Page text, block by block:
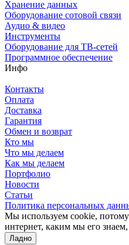
Хранение данных
Оборудование сотовой связи
Аудио & видео
Инструменты
Оборудование для ТВ-сетей
Программное обеспечение
Инфо
Контакты
Оплата
Доставка
Гарантия
Обмен и возврат
Кто мы
Что мы делаем
Как мы делаем
Портфолио
Новости
Статьи
Политика персональных
Мы используем cookie, потому
интернет, каким мы его
Ладно